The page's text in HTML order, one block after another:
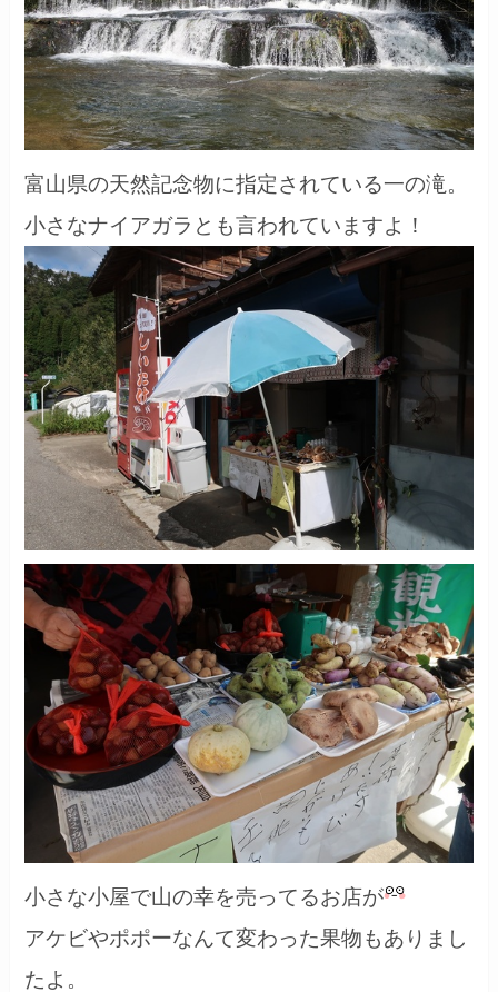
富山県の天然記念物に指定されている一の滝。
小さなナイアガラとも言われていますよ！
小さな小屋で山の幸を売ってるお店が
アケビやポポーなんて変わった果物もありまし
たよ。